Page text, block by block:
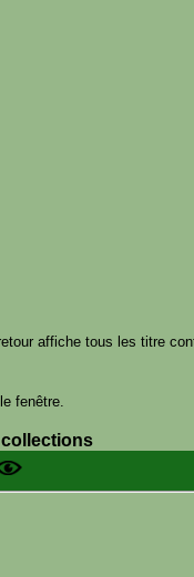
affiche tous les titre
fenêtre.